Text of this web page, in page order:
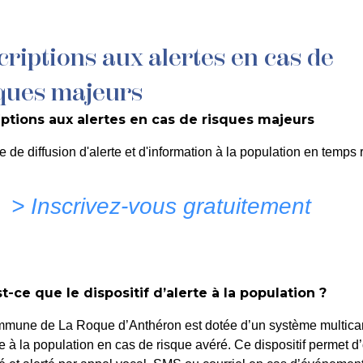
QUOTIDIEN DÉCOUVRIR LA ROQUE
COMMUNE ET
aux alertes en cas de
majeurs
aux alertes en cas de risques majeurs
de diffusion d'alerte et d'information à la population en temps
> Inscrivez-vous gratuitement
ce que le dispositif d’alerte à la population ?
de La Roque d’Anthéron est dotée d’un système
à la population en cas de risque avéré. Ce dispositif permet